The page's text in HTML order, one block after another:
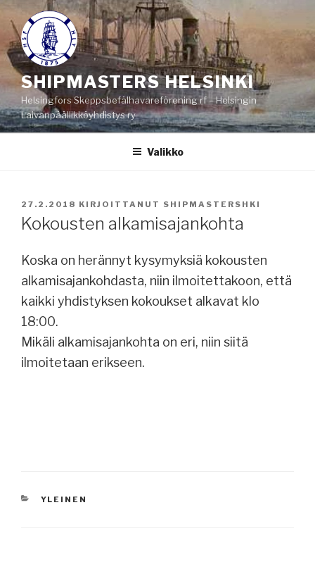
Siirry
sisältöön
SHIPMASTERS HELSINKI
Helsingfors Skeppsbefälhavareförening rf – Helsingin
Laivanpäällikköyhdistys ry
Valikko
JULKAISTU
27.2.2018 KIRJOITTANUT SHIPMASTERSHKI
Kokousten alkamisajankohta
Koska on herännyt kysymyksiä kokousten
alkamisajankohdasta, niin ilmoitettakoon, että
kaikki yhdistyksen kokoukset alkavat klo
18:00.
Mikäli alkamisajankohta on eri, niin siitä
ilmoitetaan erikseen.
KATEGORIAT
YLEINEN